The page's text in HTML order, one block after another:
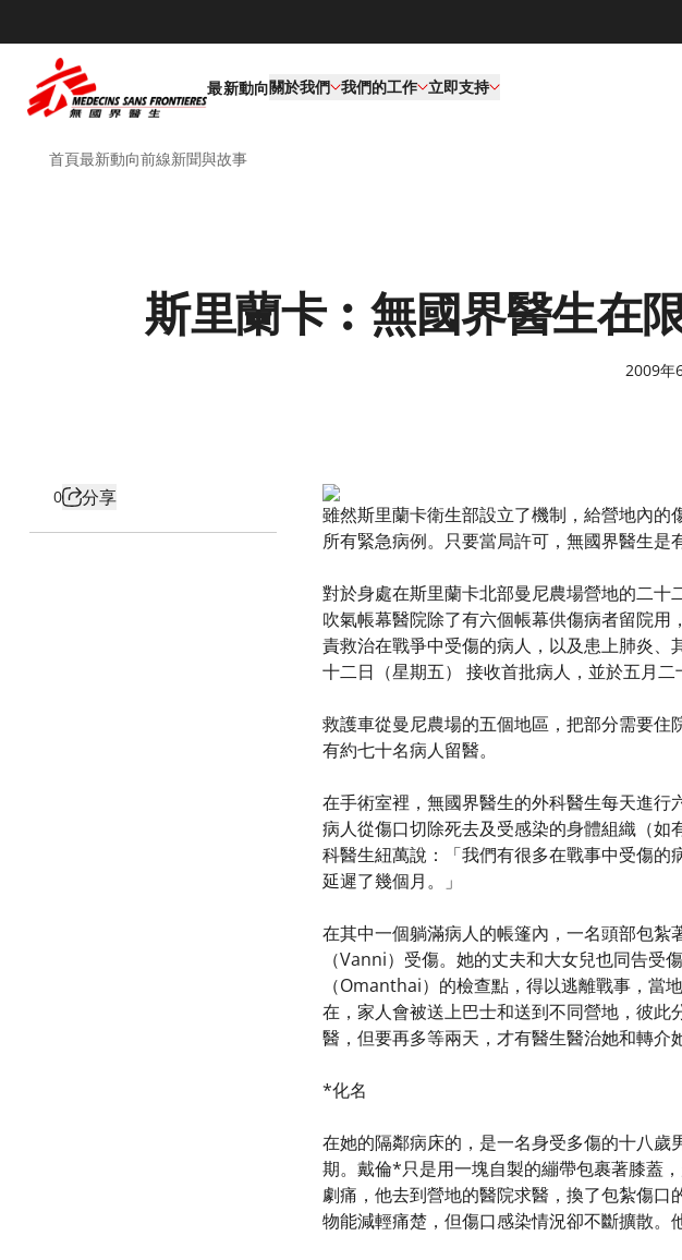
最新動向關於我們 我們的工作​ 立即支持
首頁最新動向前線新聞與故事
斯里蘭卡︰無國界醫生在
2009年
0 分享
雖然斯里蘭卡衛生部設立了機制，給營地內
所有緊急病例。只要當局許可，無國界醫生是
對於身處在斯里蘭卡北部曼尼農場營地的二
吹氣帳幕醫院除了有六個帳幕供傷病者留院
責救治在戰爭中受傷的病人，以及患上肺炎
十二日（星期五） 接收首批病人，並於五月二
救護車從曼尼農場的五個地區，把部分需要
有約七十名病人留醫。
在手術室裡，無國界醫生的外科醫生每天進
病人從傷口切除死去及受感染的身體組織（
科醫生紐萬說：「我們有很多在戰事中受傷
延遲了幾個月。」
在其中一個躺滿病人的帳篷內，一名頭部包
（Vanni）受傷。她的丈夫和大女兒也同告
（Omanthai）的檢查點，得以逃離戰事，當
在，家人會被送上巴士和送到不同營地，彼
醫，但要再多等兩天，才有醫生醫治她和轉介
*化名
在她的隔鄰病床的，是一名身受多傷的十八
期。戴倫*只是用一塊自製的繃帶包裹著膝蓋
劇痛，他去到營地的醫院求醫，換了包紮傷
物能減輕痛楚，但傷口感染情況卻不斷擴散。